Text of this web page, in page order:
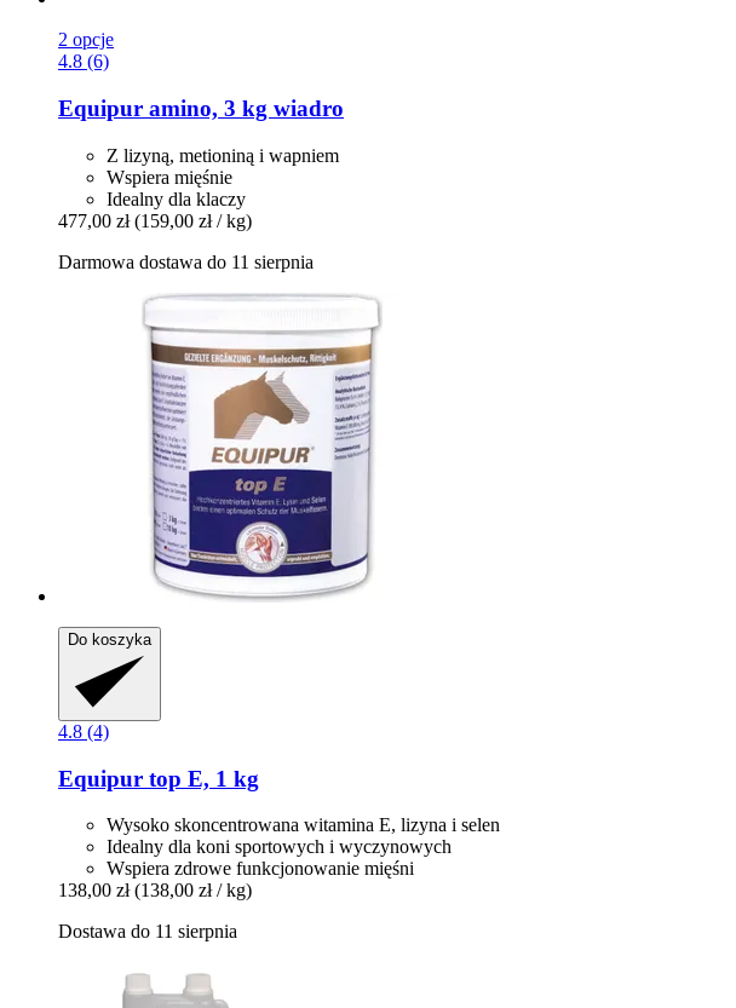
2 opcje
4.8 (6)
Equipur amino, 3 kg wiadro
Z lizyną, metioniną i wapniem
Wspiera mięśnie
Idealny dla klaczy
477,00 zł (159,00 zł / kg)
Darmowa dostawa do 11 sierpnia
Do koszyka
4.8 (4)
Equipur top E, 1 kg
Wysoko skoncentrowana witamina E, lizyna i selen
Idealny dla koni sportowych i wyczynowych
Wspiera zdrowe funkcjonowanie mięśni
138,00 zł (138,00 zł / kg)
Dostawa do 11 sierpnia